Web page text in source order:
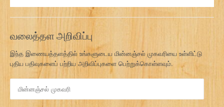
வலைத்தள அறிவிப்பு
இந்த இணையத்தளத்தில் உங்களுடைய மின்னஞ்சல் முகவரியை உள்ளிட்டு
புதிய பதிவுகளைப் பற்றிய அறிவிப்புகளை பெற்றுக்கொள்ளவும்.